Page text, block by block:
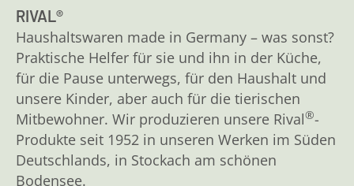
RIVAL®
Haushaltswaren made in Germany – was sonst?
Praktische Helfer für sie und ihn in der Küche,
für die Pause unterwegs, für den Haushalt und
unsere Kinder, aber auch für die tierischen
Mitbewohner. Wir produzieren unsere Rival®-
Produkte seit 1952 in unseren Werken im Süden
Deutschlands, in Stockach am schönen
Bodensee.